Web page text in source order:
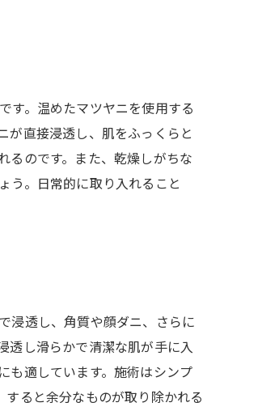
す。温めたマツヤニを使用する
が直接浸透し、肌をふっくらと
るのです。また、乾燥しがちな
う。日常的に取り入れること
浸透し、角質や顔ダニ、さらに
透し滑らかで清潔な肌が手に入
も適しています。施術はシンプ
ると余分なものが取り除かれる